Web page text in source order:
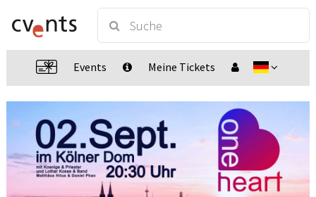
Events Meine Tickets